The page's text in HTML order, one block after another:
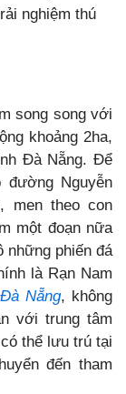
nghiệm thú
song song với
khoảng 2ha,
Đà Nẵng. Để
đường Nguyễn
men theo con
một đoạn nữa
những phiến đá
là Rạn Nam
Nẵng, không
với trung tâm
thể lưu trú tại
đến tham